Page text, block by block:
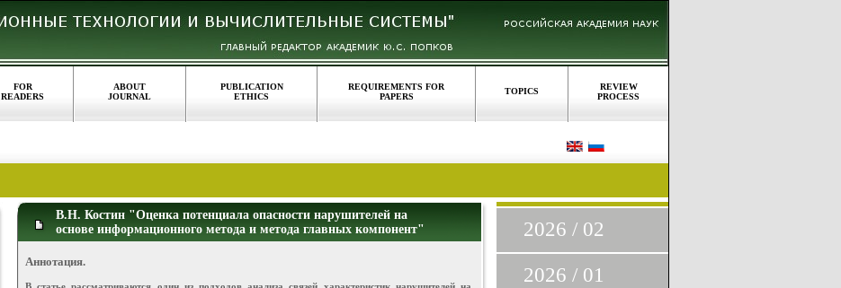
FOR
READERS
ABOUT
JOURNAL
PUBLICATION
ETHICS
REQUIREMENTS FOR
PAPERS
TOPICS
REVIEW
PROCESS
В.Н. Костин "Оценка потенциала опасности нарушителей на
основе информационного метода и метода главных компонент"
Аннотация.
2026 / 02
2026 / 01